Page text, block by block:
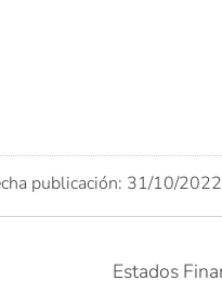
publicación: 31/10/
Estados